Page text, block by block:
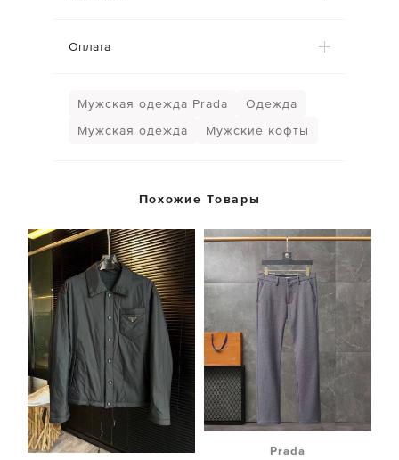
Оплата
Мужская одежда Prada
Одежда
Мужская одежда
Мужские кофты
Похожие Товары
Prada